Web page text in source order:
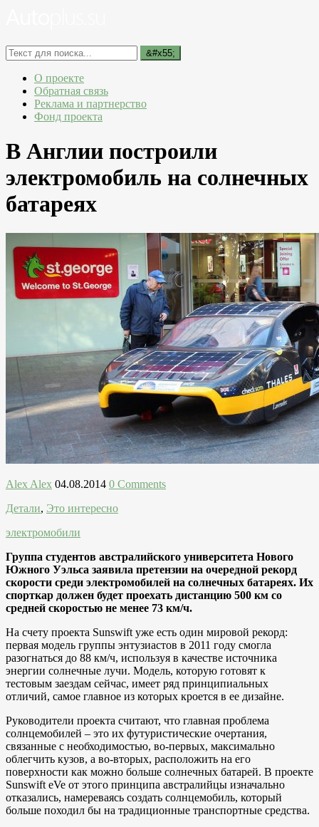
О проекте
Обратная связь
Реклама и партнерство
Фонд проекта
В Англии построили
электромобиль на солнечных
батареях
Alex Alex 04.08.2014 0 Comments
Детали, Это интересно
электромобили
Группа студентов австралийского университета Нового
Южного Уэльса заявила претензии на очередной рекорд
скорости среди электромобилей на солнечных батареях. Их
спорткар должен будет проехать дистанцию 500 км со
средней скоростью не менее 73 км/ч.
На счету проекта Sunswift уже есть один мировой рекорд:
первая модель группы энтузиастов в 2011 году смогла
разогнаться до 88 км/ч, используя в качестве источника
энергии солнечные лучи. Модель, которую готовят к
тестовым заездам сейчас, имеет ряд принципиальных
отличий, самое главное из которых кроется в ее дизайне.
Руководители проекта считают, что главная проблема
солнцемобилей – это их футуристические очертания,
связанные с необходимостью, во-первых, максимально
облегчить кузов, а во-вторых, расположить на его
поверхности как можно больше солнечных батарей. В проекте
Sunswift eVe от этого принципа австралийцы изначально
отказались, намереваясь создать солнцемобиль, который
больше походил бы на традиционные транспортные средства.